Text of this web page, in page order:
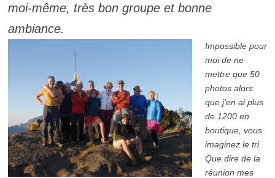
moi-même, très bon groupe et bonne
ambiance.
Impossible pour
moi de ne
mettre que 50
photos alors
que j’en ai plus
de 1200 en
boutique, vous
imaginez le tri.
Que dire de la
réunion mes